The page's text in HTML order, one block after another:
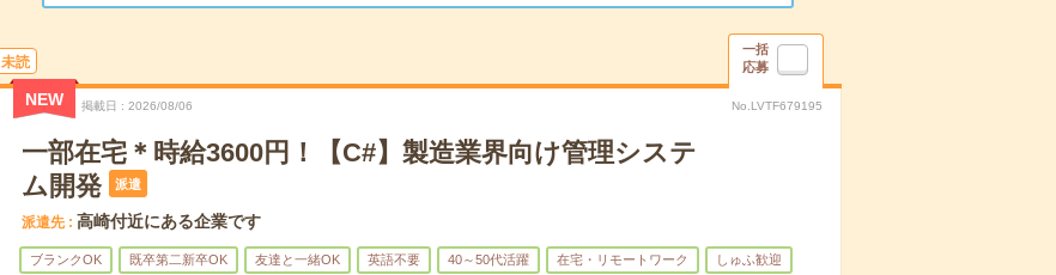
未読
一括
応募
NEW 掲載日 2026/08/06 No.LVTF679195
一部在宅＊時給3600円！【C#】製造業界向け管理システ
ム開発
派遣
派遣先 高崎付近にある企業です
ブランクOK 既卒第二新卒OK 友達と一緒OK 英語不要 40～50代活躍 在宅・リモートワーク しゅふ歓迎